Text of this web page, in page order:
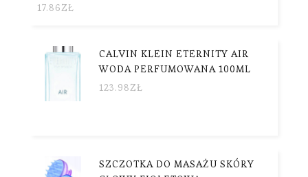
17.86ZŁ
CALVIN KLEIN ETERNITY AIR
WODA PERFUMOWANA 100ML
123.98ZŁ
SZCZOTKA DO MASAŻU SKÓRY